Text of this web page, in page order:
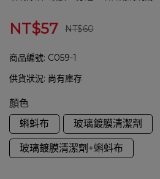
NT$57 NT$60
商品編號: C059-1
供貨狀況: 尚有庫存
顏色
蝌蚪布
玻璃鍍膜清潔劑
玻璃鍍膜清潔劑+蝌蚪布